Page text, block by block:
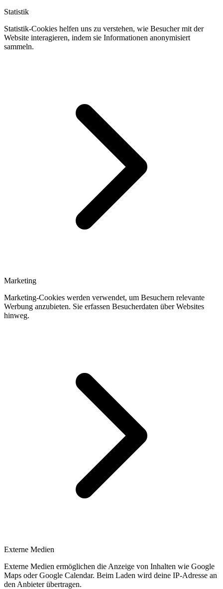
Statistik
Statistik-Cookies helfen uns zu verstehen, wie Besucher mit der
Website interagieren, indem sie Informationen anonymisiert
sammeln.
Marketing
Marketing-Cookies werden verwendet, um Besuchern relevante
Werbung anzubieten. Sie erfassen Besucherdaten über Websites
hinweg.
Externe Medien
Externe Medien ermöglichen die Anzeige von Inhalten wie Google
Maps oder Google Calendar. Beim Laden wird deine IP-Adresse an
den Anbieter übertragen.